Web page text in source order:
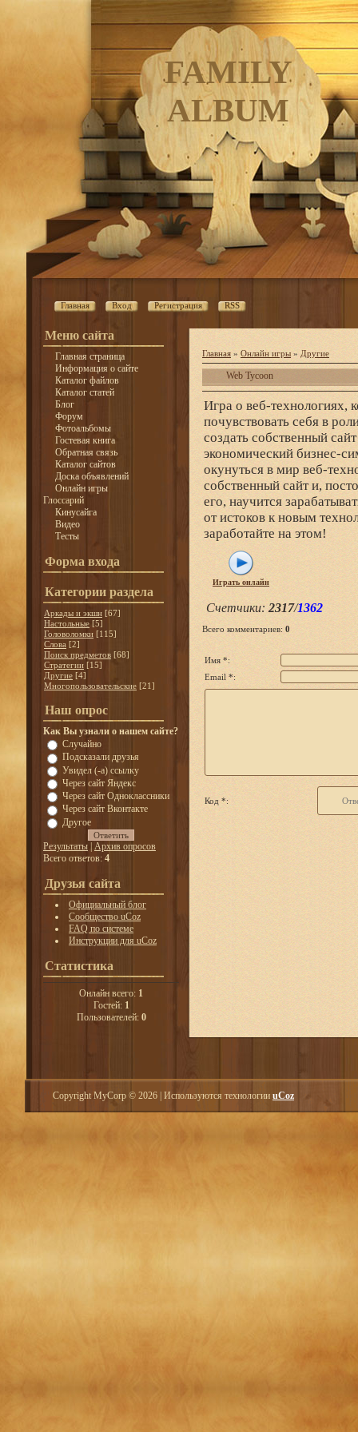
FAMILY
ALBUM
Главная Вход Регистрация RSS
Меню сайта
Главная страница
Информация о сайте
Каталог файлов
Каталог статей
Блог
Форум
Фотоальбомы
Гостевая книга
Обратная связь
Каталог сайтов
Доска объявлений
Онлайн игры
Глоссарий
Кинусайга
Видео
Тесты
Форма входа
Категории раздела
Аркады и экшн [67]
Настольные [5]
Головоломки [115]
Слова [2]
Поиск предметов [68]
Стратегии [15]
Другие [4]
Многопользовательские [21]
Наш опрос
Как Вы узнали о нашем сайте?
Случайно
Подсказали друзья
Увидел (-а) ссылку
Через сайт Яндекс
Через сайт Одноклассники
Через сайт Вконтакте
Другое
Результаты Архив опросов
Всего ответов: 4
Друзья сайта
Официальный блог
Сообщество uCoz
FAQ по системе
Инструкции для uCoz
Статистика
Онлайн всего: 1
Гостей: 1
Пользователей: 0
Главная » Онлайн игры » Другие
Web Tycoon
Игра о веб-технологиях,
почувствовать себя в
создать собственный
экономический бизнес-
окунуться в мир веб-
собственный сайт и,
его, научится
от истоков к новым
заработайте на этом!
Играть онлайн
Счетчики: 2317/1362
Всего комментариев: 0
Имя *:
Email *:
Код *:
Copyright MyCorp © 2026 Используются технологии uCoz